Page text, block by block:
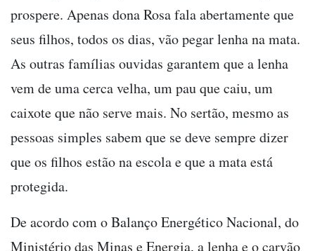
prospere. Apenas dona Rosa fala abertamente que
seus filhos, todos os dias, vão pegar lenha na mata.
As outras famílias ouvidas garantem que a lenha
vem de uma cerca velha, um pau que caiu, um
caixote que não serve mais. No sertão, mesmo as
pessoas simples sabem que se deve sempre dizer
que os filhos estão na escola e que a mata está
protegida.
De acordo com o Balanço Energético Nacional, do
Ministério das Minas e Energia, a lenha e o carvão